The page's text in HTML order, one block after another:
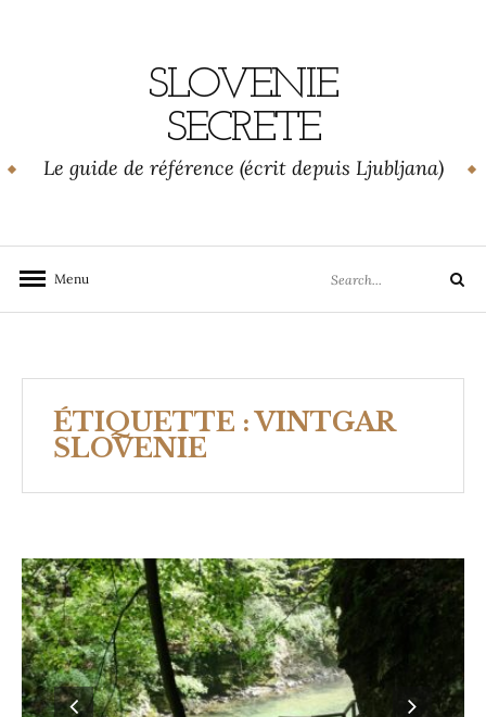
SLOVENIE
SECRETE
Le guide de référence (écrit depuis Ljubljana)
Menu
for:
Search
ÉTIQUETTE :VINTGAR
SLOVENIE